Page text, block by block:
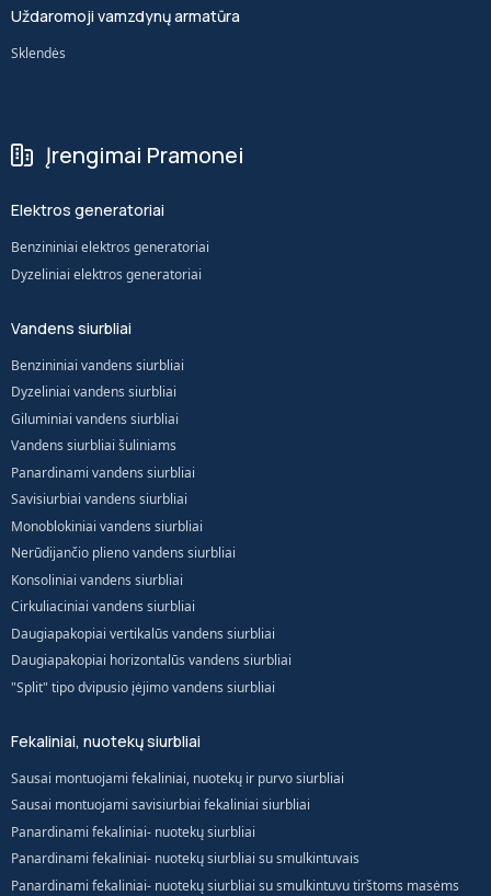
Uždaromoji vamzdynų armatūra
Sklendės
Įrengimai Pramonei
Elektros generatoriai
Benzininiai elektros generatoriai
Dyzeliniai elektros generatoriai
Vandens siurbliai
Benzininiai vandens siurbliai
Dyzeliniai vandens siurbliai
Giluminiai vandens siurbliai
Vandens siurbliai šuliniams
Panardinami vandens siurbliai
Savisiurbiai vandens siurbliai
Monoblokiniai vandens siurbliai
Nerūdijančio plieno vandens siurbliai
Konsoliniai vandens siurbliai
Cirkuliaciniai vandens siurbliai
Daugiapakopiai vertikalūs vandens siurbliai
Daugiapakopiai horizontalūs vandens siurbliai
"Split" tipo dvipusio įėjimo vandens siurbliai
Fekaliniai, nuotekų siurbliai
Sausai montuojami fekaliniai, nuotekų ir purvo siurbliai
Sausai montuojami savisiurbiai fekaliniai siurbliai
Panardinami fekaliniai- nuotekų siurbliai
Panardinami fekaliniai- nuotekų siurbliai su smulkintuvais
Panardinami fekaliniai- nuotekų siurbliai su smulkintuvu tirštoms masėms